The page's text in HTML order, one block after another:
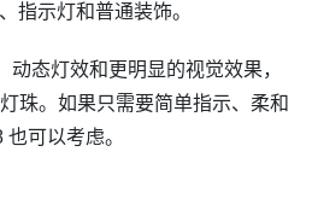
指示灯和普通装饰。
态灯效和更明显的视觉效果，
珠。如果只需要简单指示、柔和
可以考虑。